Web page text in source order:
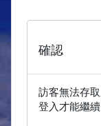
確認
訪客無法存
登入才能繼續